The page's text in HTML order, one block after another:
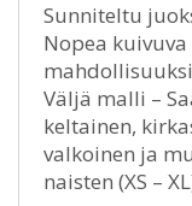
Sunniteltu
Nopea
Väljä malli –
keltainen,
valkoinen ja
naisten (XS –